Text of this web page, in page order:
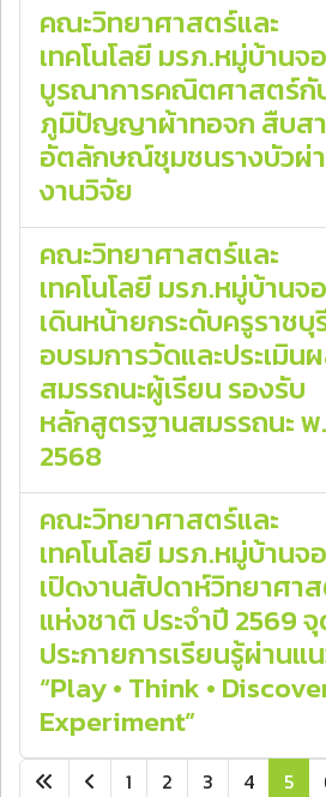
คณะวิทยาศาสตร์และ
เทคโนโลยี มรภ.หมู่บ้านจ
บูรณาการคณิตศาสตร์กั
ภูมิปัญญาผ้าทอจก สืบส
อัตลักษณ์ชุมชนรางบัวผ่
งานวิจัย
คณะวิทยาศาสตร์และ
เทคโนโลยี มรภ.หมู่บ้านจ
เดินหน้ายกระดับครูราชบุ
อบรมการวัดและประเมิน
สมรรถนะผู้เรียน รองรับ
หลักสูตรฐานสมรรถนะ
2568
คณะวิทยาศาสตร์และ
เทคโนโลยี มรภ.หมู่บ้านจ
เปิดงานสัปดาห์วิทยาศา
แห่งชาติ ประจำปี 2569
ประกายการเรียนรู้ผ่านแ
“Play • Think •
Experiment”
1 2 3 4 5